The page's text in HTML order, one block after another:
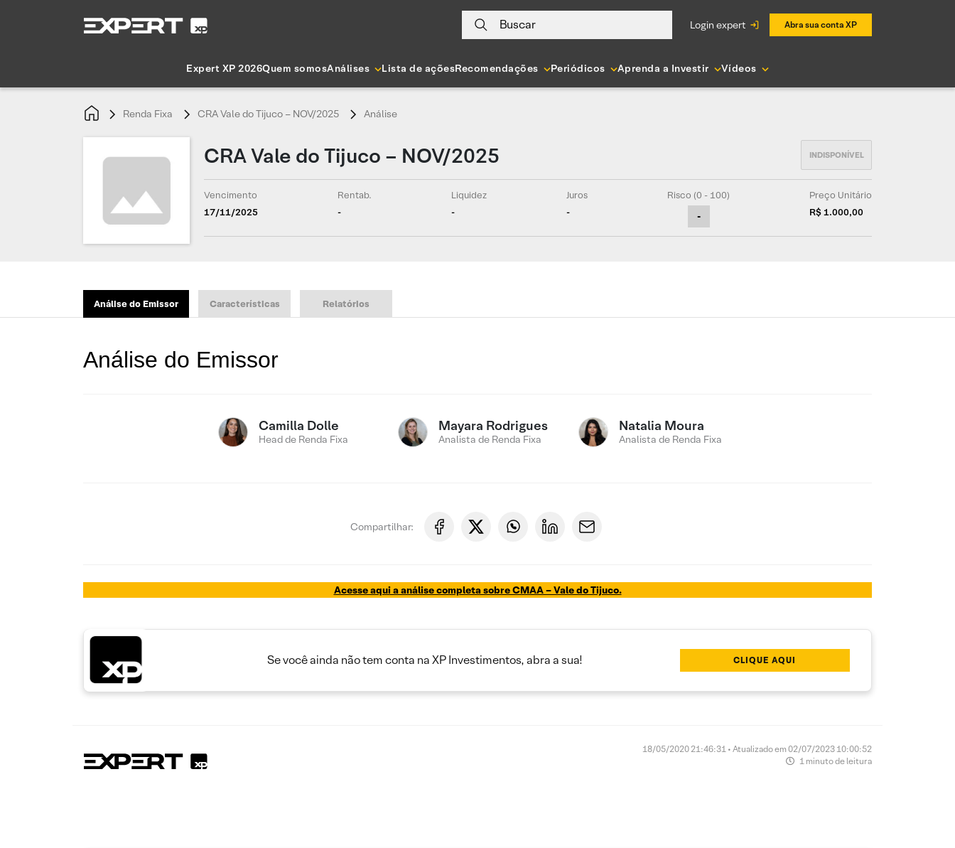
Buscar login expert Abra sua conta XP
Expert XP 2026Quem somosAnálises Lista de açõesRecomendações Periódicos Aprenda a Investir Vídeos
Renda Fixa CRA Vale do Tijuco – NOV/2025 Análise
CRA Vale do Tijuco – NOV/2025
Vencimento
17/11/2025
Rentab.
-
Liquidez
-
Juros
-
Risco (0 - 100)
-
Preço Unitário
R$ 1.000,00
Análise do Emissor Características Relatórios
Análise do Emissor
Camilla Dolle
Head de Renda Fixa
Mayara Rodrigues
Analista de Renda Fixa
Natalia Moura
Analista de Renda Fixa
Compartilhar:
Acesse aqui a análise completa sobre CMAA – Vale do Tijuco.
Se você ainda não tem conta na XP Investimentos, abra a sua! CLIQUE AQUI
18/05/2020 21:46:31 • Atualizado em 02/07/2023 10:00:52
1 minuto de leitura